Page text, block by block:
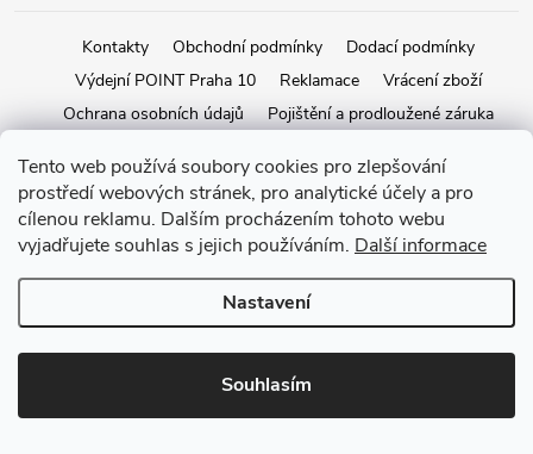
Tento web používá soubory cookies pro zlepšování
prostředí webových stránek, pro analytické účely a pro
cílenou reklamu. Dalším procházením tohoto webu
vyjadřujete souhlas s jejich používáním. Další informace
Nastavení
Souhlasím
Kontakty Obchodní podmínky
Dodací podmínky
Výdejní POINT Praha 10
Reklamace
Vrácení zboží
Ochrana osobních údajů
Pojištění a prodloužené záruka
Vytvořil Shoptet
Copyright 2026iStage.cz. Všechna práva vyhrazena.Upravit nastavení
cookies